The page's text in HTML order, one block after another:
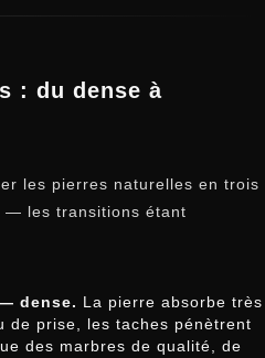
: du dense à
les pierres naturelles en trois
— les transitions étant
dense. La pierre absorbe très
de prise, les taches pénètrent
des marbres de qualité, de